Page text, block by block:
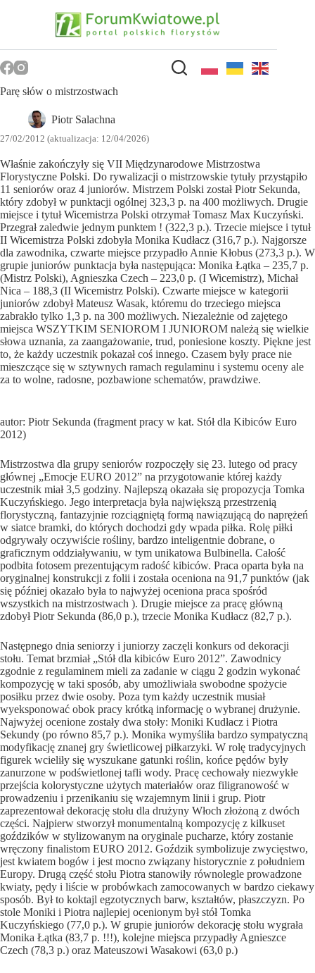
Parę słów o mistrzostwach
Piotr Salachna
27/02/2012 (aktualizacja: 12/04/2026)
Właśnie zakończyły się VII Międzynarodowe Mistrzostwa
Florystyczne Polski. Do rywalizacji o mistrzowskie tytuły przystąpiło
11 seniorów oraz 4 juniorów. Mistrzem Polski został Piotr Sekunda,
który zdobył w punktacji ogólnej 323,3 p. na 400 możliwych. Drugie
miejsce i tytuł Wicemistrza Polski otrzymał Tomasz Max Kuczyński.
Przegrał zaledwie jednym punktem ! (322,3 p.). Trzecie miejsce i tytuł
II Wicemistrza Polski zdobyła Monika Kudłacz (316,7 p.). Najgorsze
dla zawodnika, czwarte miejsce przypadło Annie Kłobus (273,3 p.). W
grupie juniorów punktacja była następująca: Monika Łątka – 235,7 p.
(Mistrz Polski), Agnieszka Czech – 223,0 p. (I Wicemistrz), Michał
Nica – 188,3 (II Wicemistrz Polski). Czwarte miejsce w kategorii
juniorów zdobył Mateusz Wasak, któremu do trzeciego miejsca
zabrakło tylko 1,3 p. na 300 możliwych. Niezależnie od zajętego
miejsca WSZYTKIM SENIOROM I JUNIOROM należą się wielkie
słowa uznania, za zaangażowanie, trud, poniesione koszty. Piękne jest
to, że każdy uczestnik pokazał coś innego. Czasem były prace nie
mieszczące się w sztywnych ramach regulaminu i systemu oceny ale
za to wolne, radosne, pozbawione schematów, prawdziwe.
autor: Piotr Sekunda (fragment pracy w kat. Stół dla Kibiców Euro
2012)
Mistrzostwa dla grupy seniorów rozpoczęły się 23. lutego od pracy
głównej „Emocje EURO 2012” na przygotowanie której każdy
uczestnik miał 3,5 godziny. Najlepszą okazała się propozycja Tomka
Kuczyńskiego. Jego interpretacja była największą przestrzenią
florystyczną, fantazyjnie rozciągniętą formą nawiązującą do naprężeń
w siatce bramki, do których dochodzi gdy wpada piłka. Rolę piłki
odgrywały oczywiście rośliny, bardzo inteligentnie dobrane, o
graficznym oddziaływaniu, w tym unikatowa Bulbinella. Całość
podbita fotosem prezentującym radość kibiców. Praca oparta była na
oryginalnej konstrukcji z folii i została oceniona na 91,7 punktów (jak
się później okazało była to najwyżej oceniona praca spośród
wszystkich na mistrzostwach ). Drugie miejsce za pracę główną
zdobył Piotr Sekunda (86,0 p.), trzecie Monika Kudłacz (82,7 p.).
Następnego dnia seniorzy i juniorzy zaczęli konkurs od dekoracji
stołu. Temat brzmiał „Stół dla kibiców Euro 2012”. Zawodnicy
zgodnie z regulaminem mieli za zadanie w ciągu 2 godzin wykonać
kompozycję w taki sposób, aby umożliwiała swobodne spożycie
posiłku przez dwie osoby. Poza tym każdy uczestnik musiał
wyeksponować obok pracy krótką informację o wybranej drużynie.
Najwyżej ocenione zostały dwa stoły: Moniki Kudłacz i Piotra
Sekundy (po równo 85,7 p.). Monika wymyśliła bardzo sympatyczną
modyfikację znanej gry świetlicowej piłkarzyki. W rolę tradycyjnych
figurek wcieliły się wyszukane gatunki roślin, końce pędów były
zanurzone w podświetlonej tafli wody. Pracę cechowały niezwykłe
przejścia kolorystyczne użytych materiałów oraz filigranowość w
prowadzeniu i przenikaniu się wzajemnym linii i grup. Piotr
zaprezentował dekorację stołu dla drużyny Włoch złożoną z dwóch
części. Najpierw stworzył monumentalną kompozycję z kilkuset
goździków w stylizowanym na oryginale pucharze, który zostanie
wręczony finalistom EURO 2012. Goździk symbolizuje zwycięstwo,
jest kwiatem bogów i jest mocno związany historycznie z południem
Europy. Drugą część stołu Piotra stanowiły równolegle prowadzone
kwiaty, pędy i liście w probówkach zamocowanych w bardzo ciekawy
sposób. Był to koktajl egzotycznych barw, kształtów, płaszczyzn. Po
stole Moniki i Piotra najlepiej ocenionym był stół Tomka
Kuczyńskiego (77,0 p.). W grupie juniorów dekorację stołu wygrała
Monika Łątka (83,7 p. !!!), kolejne miejsca przypadły Agnieszce
Czech (78,3 p.) oraz Mateuszowi Wasakowi (63,0 p.)